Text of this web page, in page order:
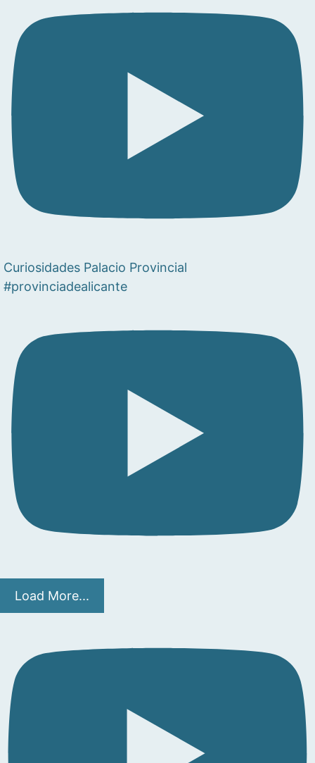
Curiosidades Palacio Provincial
#provinciadealicante
Load More...